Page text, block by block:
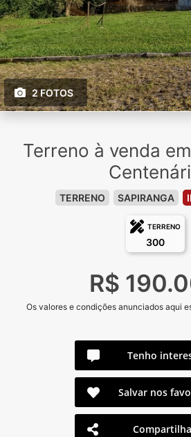
2 FOTOS
Terreno à venda
TERRENO SAPIRANGA
TERRENO
300
R$
Os valores e condições anunciados aqui
Tenho
Salvar nos